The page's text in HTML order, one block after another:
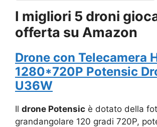
I migliori 5 droni
offerta su Amazon
Drone con Telecamera
1280*720P Potensic
U36W
Il drone Potensic è dotato della
grandangolare 120 gradi 720P,